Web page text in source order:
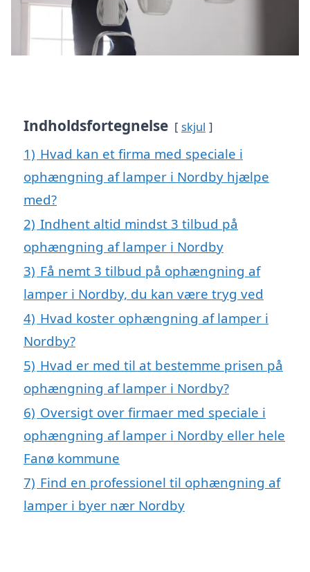
Indholdsfortegnelse skjul
1) Hvad kan et firma med speciale i
ophængning af lamper i Nordby hjælpe
med?
2) Indhent altid mindst 3 tilbud på
ophængning af lamper i Nordby
3) Få nemt 3 tilbud på ophængning af
lamper i Nordby, du kan være tryg ved
4) Hvad koster ophængning af lamper i
Nordby?
5) Hvad er med til at bestemme prisen på
ophængning af lamper i Nordby?
6) Oversigt over firmaer med speciale i
ophængning af lamper i Nordby eller hele
Fanø kommune
7) Find en professionel til ophængning af
lamper i byer nær Nordby